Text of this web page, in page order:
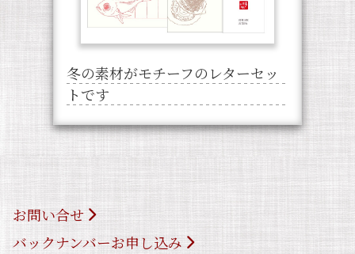
冬の素材がモチーフのレターセッ
トです
お問い合せ
バックナンバーお申し込み